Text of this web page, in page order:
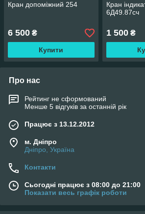
Кран допоміжний 254
6 500 ₴
Купити
Кран
6Д49.87сч
1 500₴
Про нас
Рейтинг не сформований
Менше 5 відгуків за останній рік
Працює з 13.12.2012
м. Дніпро
Дніпро, Україна
Контакти
Сьогодні працює з 08:00 до 21:00
Показати весь графік роботи